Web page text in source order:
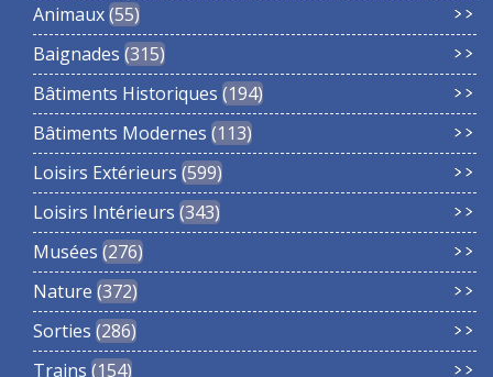
Animaux 55
Baignades 315
Bâtiments Historiques 194
Bâtiments Modernes 113
Loisirs Extérieurs 599
Loisirs Intérieurs 343
Musées 276
Nature 372
Sorties 286
Trains 154